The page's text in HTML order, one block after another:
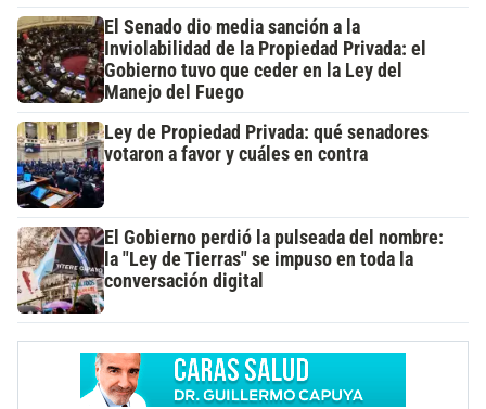
El Senado dio media sanción a la
Inviolabilidad de la Propiedad Privada: el
Gobierno tuvo que ceder en la Ley del
Manejo del Fuego
Ley de Propiedad Privada: qué senadores
votaron a favor y cuáles en contra
El Gobierno perdió la pulseada del nombre:
la "Ley de Tierras" se impuso en toda la
conversación digital